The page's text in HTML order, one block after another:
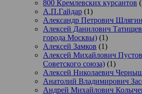
800 Кремлевских курсантов
А.П.Гайдар (1)
Александр Петрович Шлягин
Алексей Данилович
города Москвы) (1)
Алексей Замков (1)
Алексей Михайлович
Советского союза) (1)
Алексей Николаевич
Анатолий Владимирович
Андрей Михайлович